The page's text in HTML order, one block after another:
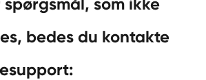
bedes du kontakte